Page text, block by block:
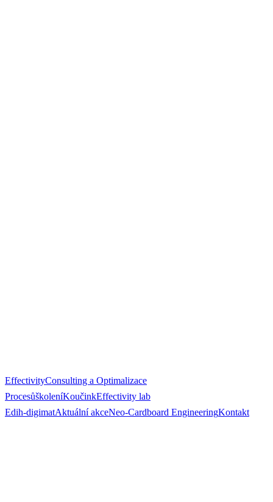
EffectivityConsulting a Optimalizace
ProcesůškoleníKoučinkEffectivity lab
Edih-digimatAktuální akceNeo-Cardboard EngineeringKontakt